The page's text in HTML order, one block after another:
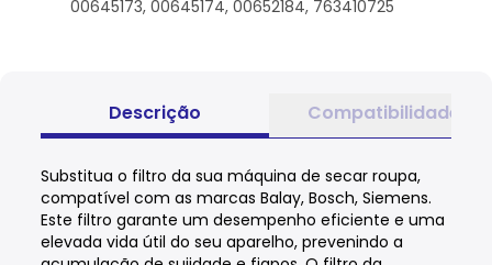
00645173, 00645174, 00652184, 763410725
Descrição Compatibilidade
Substitua o filtro da sua máquina de secar roupa,
compatível com as marcas Balay, Bosch, Siemens.
Este filtro garante um desempenho eficiente e uma
elevada vida útil do seu aparelho, prevenindo a